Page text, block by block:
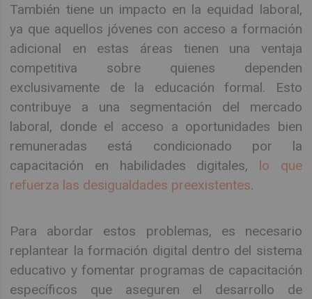
También tiene un impacto en la equidad laboral,
ya que aquellos jóvenes con acceso a formación
adicional en estas áreas tienen una ventaja
competitiva sobre quienes dependen
exclusivamente de la educación formal. Esto
contribuye a una segmentación del mercado
laboral, donde el acceso a oportunidades bien
remuneradas está condicionado por la
capacitación en habilidades digitales, lo que
refuerza las desigualdades preexistentes.
Para abordar estos problemas, es necesario
replantear la formación digital dentro del sistema
educativo y fomentar programas de capacitación
específicos que aseguren el desarrollo de